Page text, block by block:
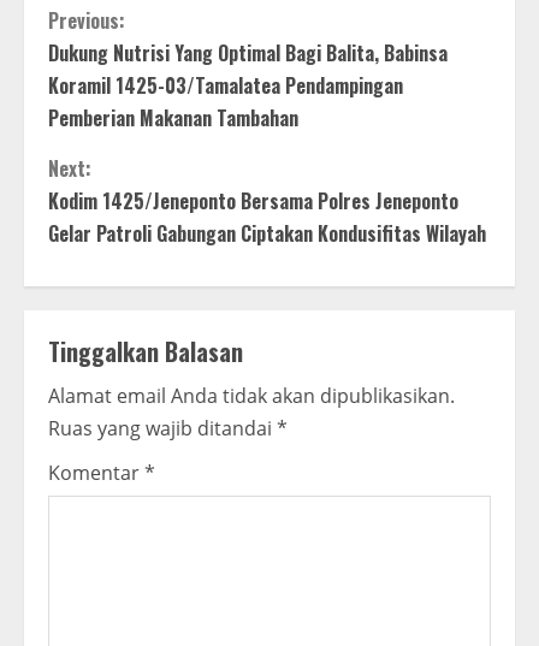
C
o
n
t
i
n
u
e
R
e
Previous:
Dukung Nutrisi Yang Optimal Bagi Balita, Babinsa
Koramil 1425-03/Tamalatea Pendampingan
Pemberian Makanan Tambahan
Next:
Kodim 1425/Jeneponto Bersama Polres Jeneponto
Gelar Patroli Gabungan Ciptakan Kondusifitas Wilayah
Tinggalkan Balasan
Alamat email Anda tidak akan dipublikasikan.
Ruas yang wajib ditandai *
Komentar*